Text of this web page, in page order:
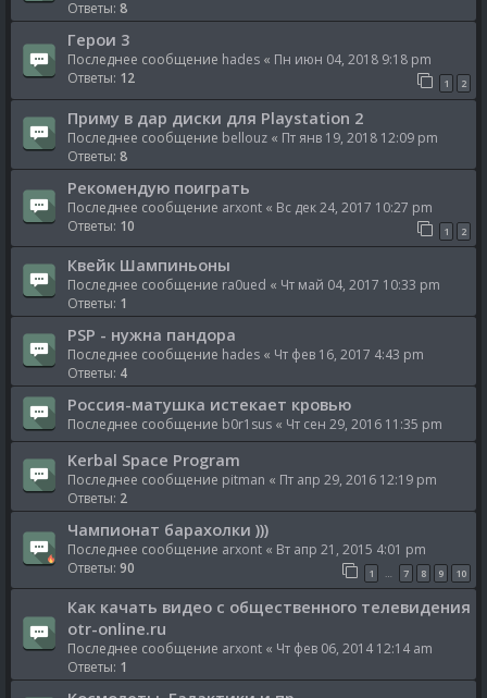
Ответы: 8
Герои 3
Последнее сообщение hades « Пн июн 04, 2018 9:18 pm
Ответы: 12 1 2
Приму в дар диски для Playstation 2
Последнее сообщение bellouz « Пт янв 19, 2018 12:09 pm
Ответы: 8
Рекомендую поиграть
Последнее сообщение arxont « Вс дек 24, 2017 10:27 pm
Ответы: 10 1 2
Квейк Шампиньоны
Последнее сообщение ra0ued « Чт май 04, 2017 10:33 pm
Ответы: 1
PSP - нужна пандора
Последнее сообщение hades « Чт фев 16, 2017 4:43 pm
Ответы: 4
Россия-матушка истекает кровью
Последнее сообщение b0r1sus « Чт сен 29, 2016 11:35 pm
Kerbal Space Program
Последнее сообщение pitman « Пт апр 29, 2016 12:19 pm
Ответы: 2
Чампионат барахолки )))
Последнее сообщение arxont « Вт апр 21, 2015 4:01 pm
Ответы: 90 1 … 7 8 9 10
Как качать видео с общественного телевидения
otr-online.ru
Последнее сообщение arxont « Чт фев 06, 2014 12:14 am
Ответы: 1